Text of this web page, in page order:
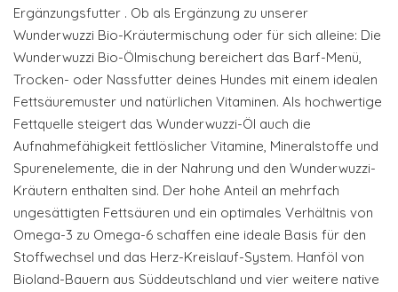
Ergänzungsfutter . Ob als Ergänzung zu unserer
Wunderwuzzi Bio-Kräutermischung oder für sich alleine: Die
Wunderwuzzi Bio-Ölmischung bereichert das Barf-Menü,
Trocken- oder Nassfutter deines Hundes mit einem idealen
Fettsäuremuster und natürlichen Vitaminen. Als hochwertige
Fettquelle steigert das Wunderwuzzi-Öl auch die
Aufnahmefähigkeit fettlöslicher Vitamine, Mineralstoffe und
Spurenelemente, die in der Nahrung und den Wunderwuzzi-
Kräutern enthalten sind. Der hohe Anteil an mehrfach
ungesättigten Fettsäuren und ein optimales Verhältnis von
Omega-3 zu Omega-6 schaffen eine ideale Basis für den
Stoffwechsel und das Herz-Kreislauf-System. Hanföl von
Bioland-Bauern aus Süddeutschland und vier weitere native